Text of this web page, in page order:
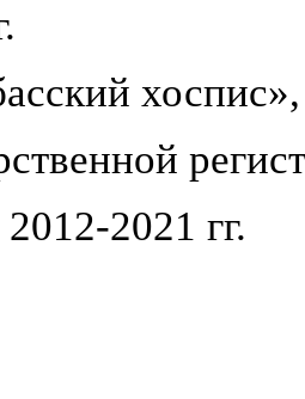
хоспис»,
2021 гг.